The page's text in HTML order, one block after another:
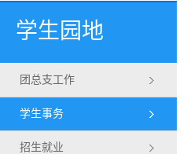
学生园地
团总支工作
学生事务
招生就业